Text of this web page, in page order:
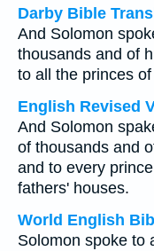
Darby Bible
And Solomon
thousands and of
to all the princes
English Revised
And Solomon
of thousands and
and to every
fathers' houses.
World English
Solomon spoke to